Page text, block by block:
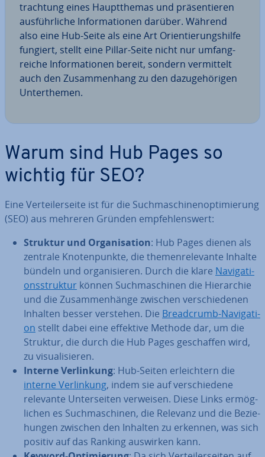
trach­tung eines Haupt­the­mas und prä­sen­tie­ren
aus­führ­li­che In­for­ma­tio­nen darüber. Während
also eine Hub-Seite als eine Art Ori­en­tie­rungs­hil­fe
fungiert, stellt eine Pillar-Seite nicht nur um­fang­
rei­che In­for­ma­tio­nen bereit, sondern ver­mit­telt
auch den Zu­sam­men­hang zu den da­zu­ge­hö­ri­gen
Un­ter­the­men.
Warum sind Hub Pages so
wichtig für SEO?
Eine Ver­tei­ler­sei­te ist für die Such­ma­schi­nen­op­ti­mie­rung
(SEO) aus mehreren Gründen emp­feh­lens­wert:
Struktur und Or­ga­ni­sa­ti­on: Hub Pages dienen als
zentrale Kno­ten­punk­te, die the­men­re­le­van­te Inhalte
bündeln und or­ga­ni­sie­ren. Durch die klare Na­vi­ga­ti­
ons­struk­tur können Such­ma­schi­nen die Hier­ar­chie
und die Zu­sam­men­hän­ge zwischen ver­schie­de­nen
Inhalten besser verstehen. Die Bread­crumb-Na­vi­ga­ti­
on stellt dabei eine effektive Methode dar, um die
Struktur, die durch die Hub Pages ge­schaf­fen wird,
zu vi­sua­li­sie­ren.
Interne Ver­lin­kung: Hub-Seiten er­leich­tern die
interne Ver­lin­kung, indem sie auf ver­schie­de­ne
relevante Un­ter­sei­ten verweisen. Diese Links er­mög­
li­chen es Such­ma­schi­nen, die Relevanz und die Be­zie­
hun­gen zwischen den Inhalten zu erkennen, was sich
positiv auf das Ranking auswirken kann.